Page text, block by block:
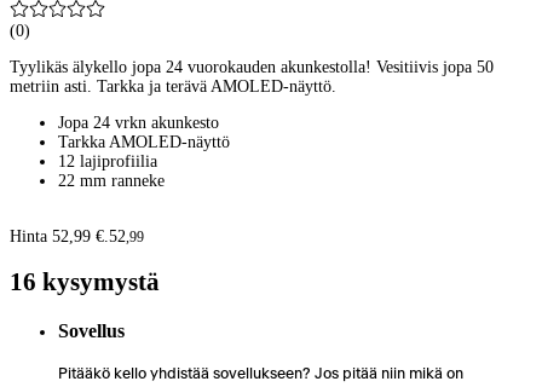
(0)
Tyylikäs älykello jopa 24 vuorokauden akunkestolla! Vesitiivis jopa 50
metriin asti. Tarkka ja terävä AMOLED-näyttö.
Jopa 24 vrkn akunkesto
Tarkka AMOLED-näyttö
12 lajiprofiilia
22 mm ranneke
Hinta 52,99 €. 52,99
16 kysymystä
Sovellus
Pitääkö kello yhdistää sovellukseen? Jos pitää niin mikä on